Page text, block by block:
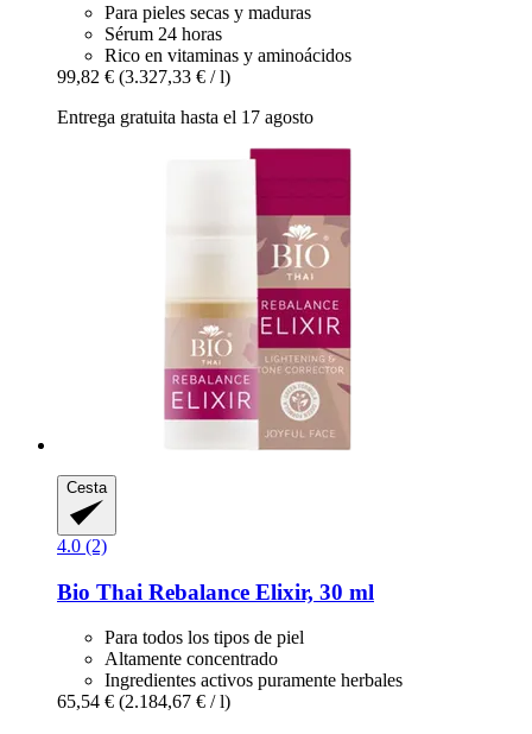
Para pieles secas y maduras
Sérum 24 horas
Rico en vitaminas y aminoácidos
99,82 € (3.327,33 € / l)
Entrega gratuita hasta el 17 agosto
Cesta
4.0 (2)
Bio Thai Rebalance Elixir, 30 ml
Para todos los tipos de piel
Altamente concentrado
Ingredientes activos puramente herbales
65,54 € (2.184,67 € / l)